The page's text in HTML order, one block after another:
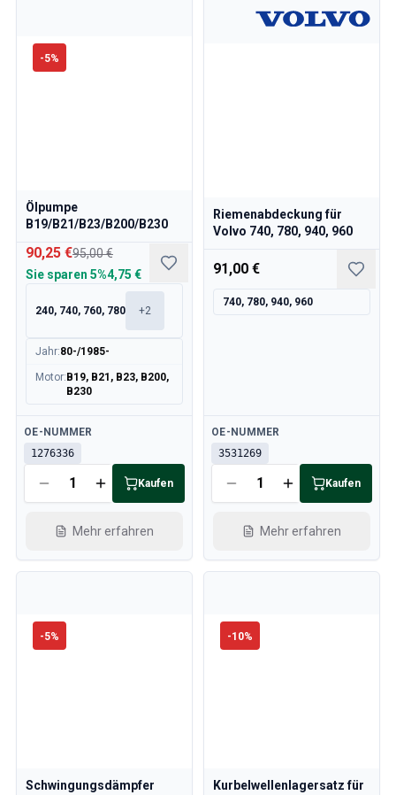
-5%
Ölpumpe
B19/B21/B23/B200/B230
90,25 €95,00 €
Sie sparen 5%4,75 €
240, 740, 760, 780 +2
Jahr:80-/1985-
Motor: B19, B21, B23, B200,
B230
Verfügbar
OE-NUMMER
1276336
Kaufen
Mehr erfahren
Riemenabdeckung für
Volvo 740, 780, 940, 960
91,00 €
740, 780, 940, 960
Verfügbar
OE-NUMMER
3531269
Kaufen
Mehr erfahren
-5%
Schwingungsdämpfer
-10%
Kurbelwellenlagersatz für